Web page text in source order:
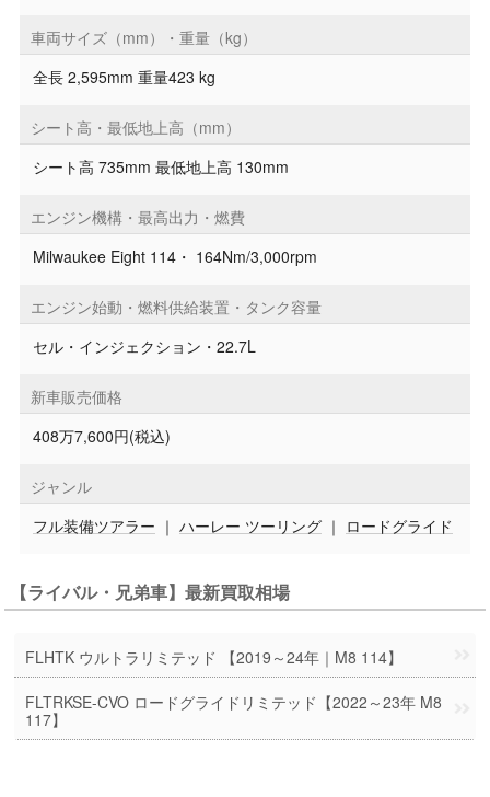
車両サイズ（mm）・重量（kg）
全長 2,595mm 重量423 kg
シート高・最低地上高（mm）
シート高 735mm 最低地上高 130mm
エンジン機構・最高出力・燃費
Milwaukee Eight 114・ 164Nm/3,000rpm
エンジン始動・燃料供給装置・タンク容量
セル・インジェクション・22.7L
新車販売価格
408万7,600円(税込)
ジャンル
フル装備ツアラー ｜ ハーレー ツーリング ｜ ロードグライド
【ライバル・兄弟車】最新買取相場
FLHTK ウルトラリミテッド 【2019～24年｜M8 114】
FLTRKSE-CVO ロードグライドリミテッド【2022～23年 M8
117】